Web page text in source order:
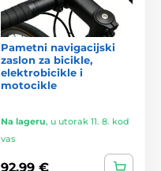
Pametni navigacijski
zaslon za bicikle,
elektrobicikle i
motocikle
Na lageru, u utorak 11. 8. kod
vas
92,99 €